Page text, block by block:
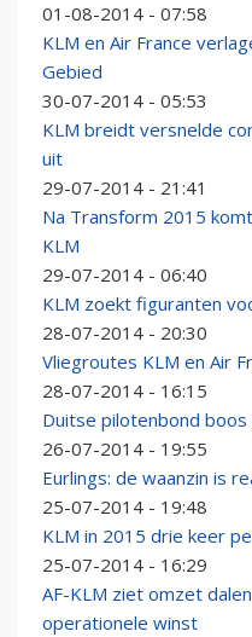
01-08-2014 - 07:58
KLM en Air France
Gebied
30-07-2014 - 05:53
KLM breidt versnelde
uit
29-07-2014 - 21:41
Na Transform 2015
KLM
29-07-2014 - 06:40
KLM zoekt figuranten
28-07-2014 - 20:30
Vliegroutes KLM en Air
28-07-2014 - 16:15
Duitse pilotenbond
26-07-2014 - 19:55
Eurlings: de waanzin is
25-07-2014 - 19:48
KLM in 2015 drie keer
25-07-2014 - 16:29
AF-KLM ziet omzet
operationele winst